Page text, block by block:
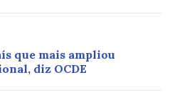
que mais ampliou
diz OCDE